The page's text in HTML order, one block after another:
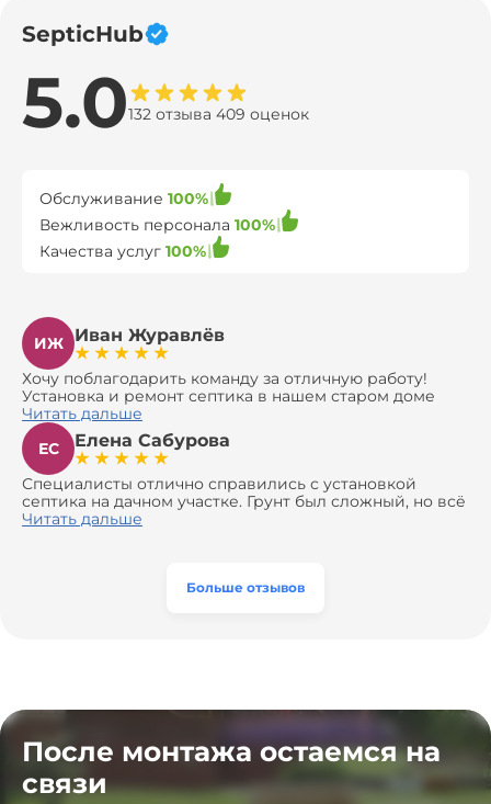
SepticHub
5.0132 отзыва 409 оценок
Обслуживание 100%
Вежливость персонала 100%
Качества услуг 100%
ИЖ Иван Журавлёв
Хочу поблагодарить команду за отличную работу!
Установка и ремонт септика в нашем старом доме
оказались сложной задачей, но ребята справились на
все 100%. Всё сделали аккуратно и профессионально.
Давали полезные рекомендации, не пытались
навязать ничего лишнего, помогли с выбором и
доставкой материалов, что позволило нам
сэкономить. Выполнили монтаж и демонтаж
оборудования, заменили трубы, обновили
эту компанию всем, кто ищет надёжных
Читать дальше
ЕС
Елена Сабурова
Специалисты отлично справились с установкой
септика на дачном участке. Грунт был сложный, но всё
сделали быстро и аккуратно. Помогли выбрать
Читать дальше
Больше отзывов
После монтажа остаемся на
связи